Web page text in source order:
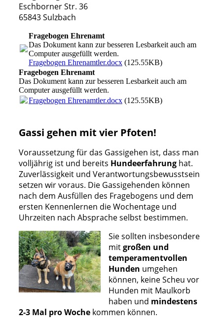
Eschborner Str. 36
65843 Sulzbach
Fragebogen Ehrenamt
Das Dokument kann zur besseren Lesbarkeit auch am
Computer ausgefüllt werden.
Fragebogen Ehrenamtler.docx(125.55KB)
Fragebogen Ehrenamt
Das Dokument kann zur besseren Lesbarkeit auch am
Computer ausgefüllt werden.
Fragebogen Ehrenamtler.docx(125.55KB)
Gassi gehen mit vier Pfoten!
Voraussetzung für das Gassigehen ist, dass man
volljährig ist und bereits Hundeerfahrunghat.
Zuverlässigkeit und Verantwortungsbewusstsein
setzen wir voraus. Die Gassigehenden können
nach dem Ausfüllen des Fragebogens und dem
ersten Kennenlernen die Wochentage und
Uhrzeiten nach Absprache selbst bestimmen.
Sie sollten insbesondere
mitgroßen und
temperamentvollen
Hunden umgehen
können, keine Scheu vor
Hunden mit Maulkorb
haben und mindestens
2-3 Mal pro Wochekommen können.